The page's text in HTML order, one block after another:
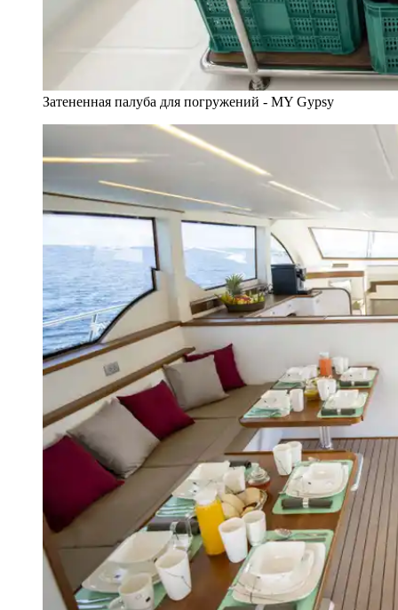
Затененная палуба для погружений - MY Gypsy